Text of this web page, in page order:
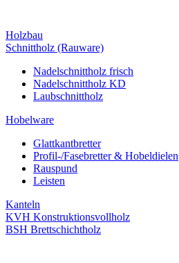
Holzbau
Schnittholz (Rauware)
Nadelschnittholz frisch
Nadelschnittholz KD
Laubschnittholz
Hobelware
Glattkantbretter
Profil-/Fasebretter & Hobeldielen
Rauspund
Leisten
Kanteln
KVH Konstruktionsvollholz
BSH Brettschichtholz